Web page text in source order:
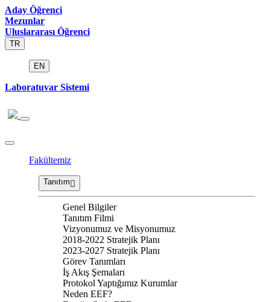
Aday Öğrenci
Mezunlar
Uluslararası Öğrenci
TR
EN
Laboratuvar Sistemi
Fakültemiz
Tanıtım
Genel Bilgiler
Tanıtım Filmi
Vizyonumuz ve Misyonumuz
2018-2022 Stratejik Planı
2023-2027 Stratejik Planı
Görev Tanımları
İş Akış Şemaları
Protokol Yaptığımız Kurumlar
Neden EEF?